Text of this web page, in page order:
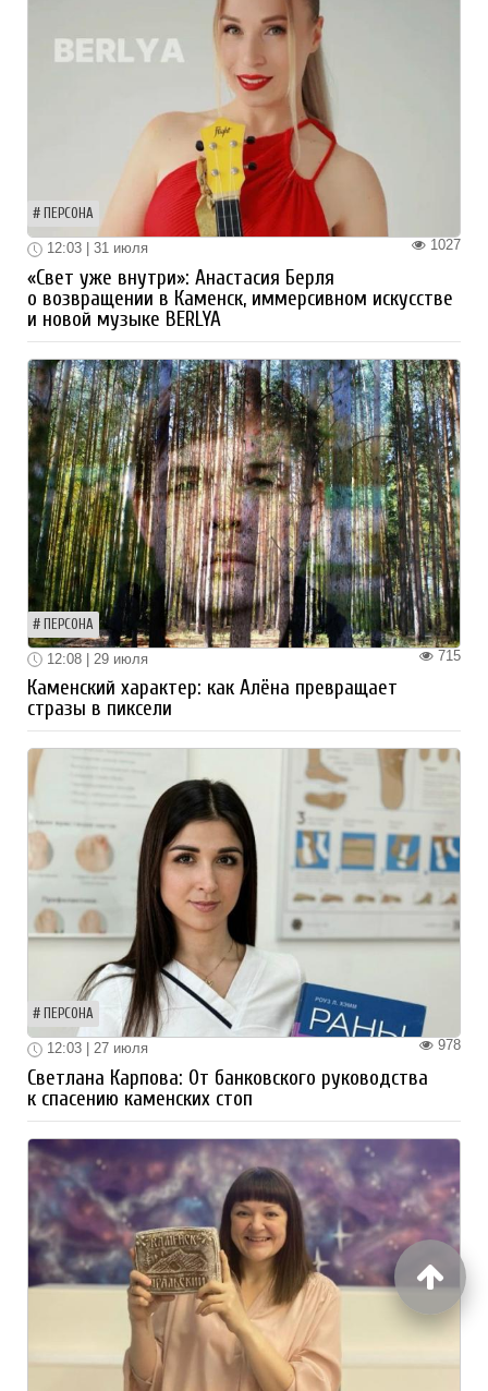
ПЕРСОНА
1027
12:03 | 31 июля
«Свет уже внутри»: Анастасия Берля
о возвращении в Каменск, иммерсивном искусстве
и новой музыке BERLYA
ПЕРСОНА
715
12:08 | 29 июля
Каменский характер: как Алёна превращает
стразы в пиксели
ПЕРСОНА
978
12:03 | 27 июля
Светлана Карпова: От банковского руководства
к спасению каменских стоп